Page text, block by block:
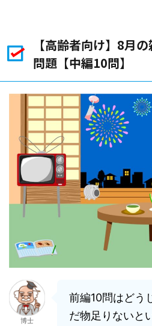
【高齢者向け】8月
問題【中編10問】
博士
前編10問はどう
だ物足りないと